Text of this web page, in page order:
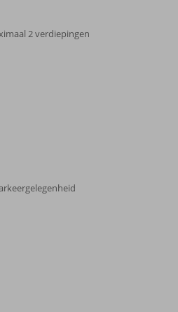
2 verdiepingen